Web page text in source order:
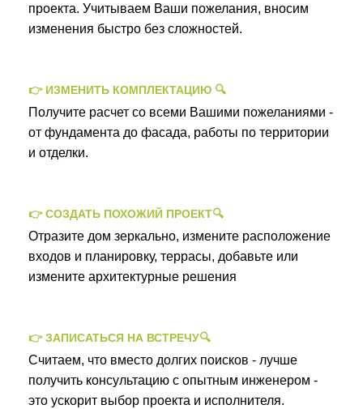
проекта. Учитываем Ваши пожелания, вносим
изменения быстро без сложностей.
👉 ИЗМЕНИТЬ КОМПЛЕКТАЦИЮ 🔍
Получите расчет со всеми Вашими пожеланиями -
от фундамента до фасада, работы по территории
и отделки.
👉 СОЗДАТЬ ПОХОЖИЙ ПРОЕКТ🔍
Отразите дом зеркально, измените расположение
входов и планировку, террасы, добавьте или
измените архитектурные решения
👉 ЗАПИСАТЬСЯ НА ВСТРЕЧУ🔍
Считаем, что вместо долгих поисков - лучше
получить консультацию с опытным инженером -
это ускорит выбор проекта и исполнителя.